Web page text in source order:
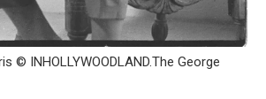
© INHOLLYWOODLAND.The George